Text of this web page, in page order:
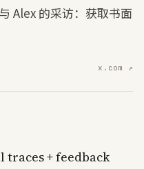
Alex 的采访：获取书面
x.com ↗
traces+feedback